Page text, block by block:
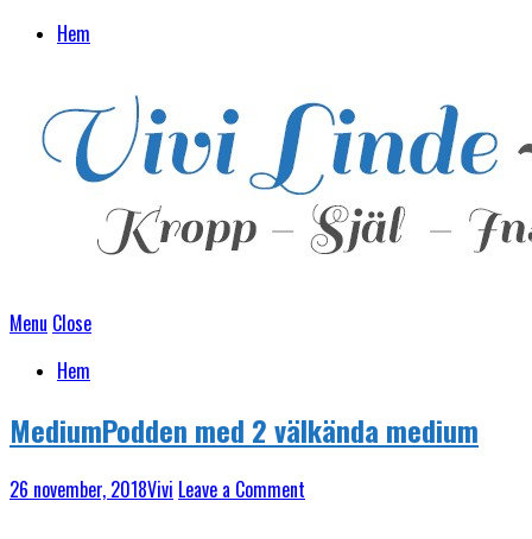
Hem
Menu Close
Hem
MediumPodden med 2 välkända medium
26 november, 2018Vivi Leave a Comment